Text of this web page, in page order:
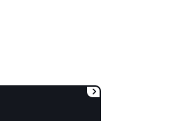
Jammer dat